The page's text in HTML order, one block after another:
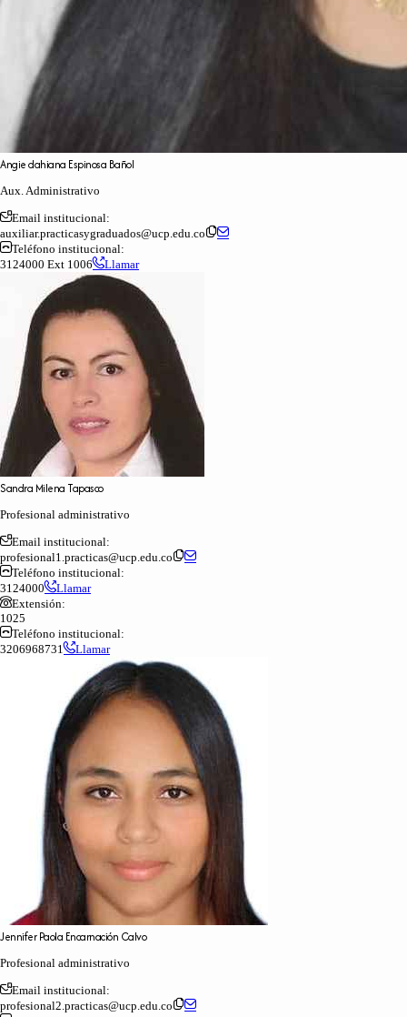
Angiedahiana Espinosa Bañol
Aux. Administrativo
Email institucional:
auxiliar.practicasygraduados@ucp.edu.co
Teléfono institucional:
3124000 Ext 1006
Llamar
Sandra Milena Tapasco
Profesional administrativo
Email institucional:
profesional1.practicas@ucp.edu.co
Teléfono institucional:
3124000
Llamar
Extensión:
1025
Teléfono institucional:
3206968731
Llamar
Jennifer Paola Encarnación Calvo
Profesional administrativo
Email institucional:
profesional2.practicas@ucp.edu.co